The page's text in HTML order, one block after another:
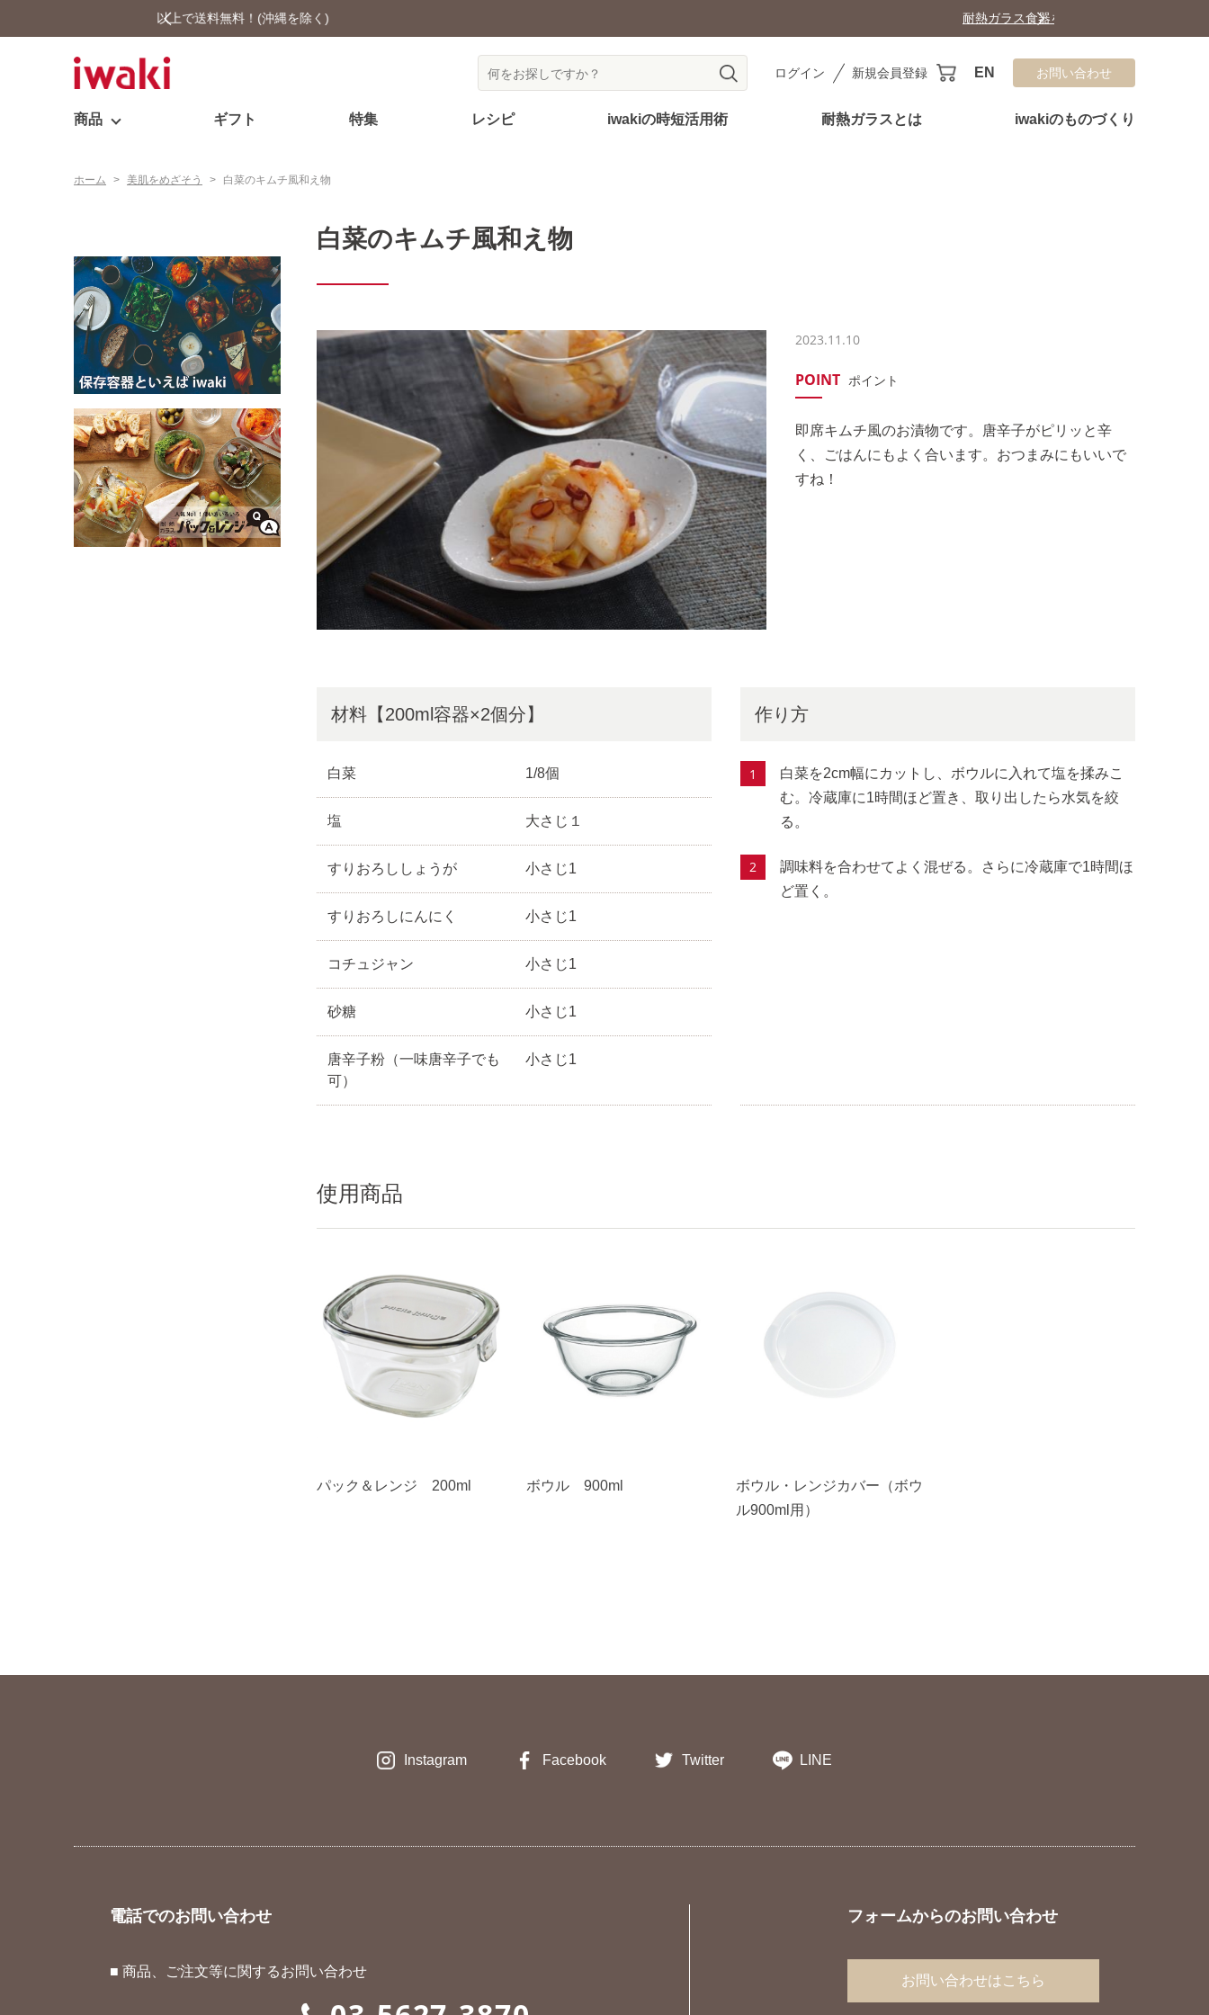
ログイン 新規会員登録 EN お問い合わせ
商品 ギフト 特集 レシピ iwakiの時短活用術 耐熱ガラスとは iwakiのものづくり
ホーム > 美肌をめざそう > 白菜のキムチ風和え物
白菜のキムチ風和え物
2023.11.10
POINT ポイント
即席キムチ風のお漬物です。唐辛子がピリッと辛
く、ごはんにもよく合います。おつまみにもいいで
すね！
材料【200ml容器×2個分】
白菜 1/8個
塩 大さじ１
すりおろししょうが 小さじ1
すりおろしにんにく 小さじ1
コチュジャン 小さじ1
砂糖 小さじ1
唐辛子粉（一味唐辛子でも
可）
小さじ1
作り方
白菜を2cm幅にカットし、ボウルに入れて塩を揉みこ
む。冷蔵庫に1時間ほど置き、取り出したら水気を絞
る。
調味料を合わせてよく混ぜる。さらに冷蔵庫で1時間ほ
ど置く。
使用商品
パック＆レンジ 200ml ボウル 900ml
ボウル・レンジカバー（ボウ
ル900ml用）
Instagram Facebook Twitter LINE
電話でのお問い合わせ
■ 商品、ご注文等に関するお問い合わせ
フォームからのお問い合わせ
お問い合わせはこちら